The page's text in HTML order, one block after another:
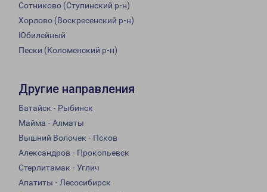
Сотниково (Ступинский р-н)
Хорлово (Воскресенский р-н)
Юбилейный
Пески (Коломенский р-н)
Другие направления
Батайск - Рыбинск
Майма - Алматы
Вышний Волочек - Псков
Александров - Прокопьевск
Стерлитамак - Углич
Апатиты - Лесосибирск